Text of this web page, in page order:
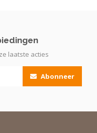
laatste acties
Abonneer